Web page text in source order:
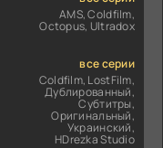
AMS, Coldfilm,
Octopus, Ultradox
все серии
Coldfilm, LostFilm,
Дублированный,
Субтитры,
Оригинальный,
Украинский,
HDrezka Studio